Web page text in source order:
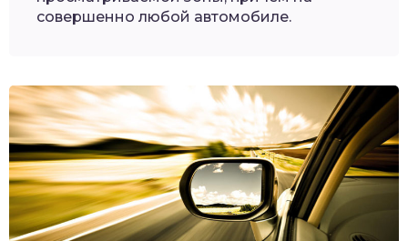
совершенно любой автомобиле.